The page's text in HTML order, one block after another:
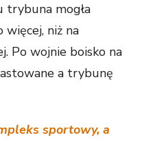
mogła
więcej, niż na
Po wojnie boisko na
a trybunę
sportowy, a